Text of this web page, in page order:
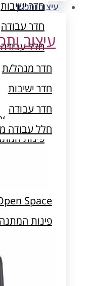
חדר ישיבות
חדר עבודה
חלל
Space
פינות
עיצוב ותכנון
עיצוב
חדר מנהל/ת
חדר ישיבות
חדר עבודה
חלל עבודה
Space
פינות המתנה